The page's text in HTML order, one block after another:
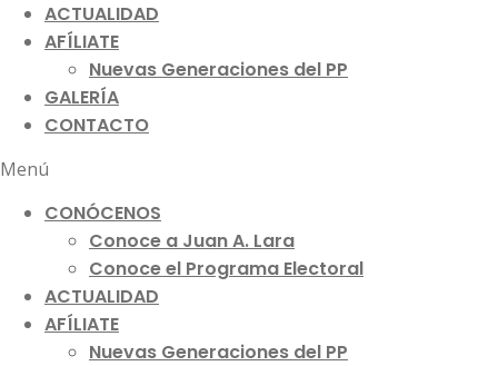
ACTUALIDAD
AFÍLIATE
Nuevas Generaciones del PP
GALERÍA
CONTACTO
Menú
CONÓCENOS
Conoce a Juan A. Lara
Conoce el Programa Electoral
ACTUALIDAD
AFÍLIATE
Nuevas Generaciones del PP